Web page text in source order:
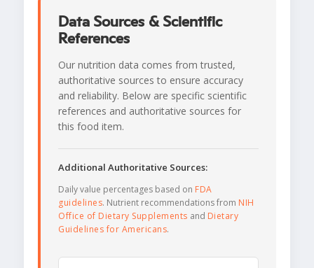
Data Sources & Scientific
References
Our nutrition data comes from trusted,
authoritative sources to ensure accuracy
and reliability. Below are specific scientific
references and authoritative sources for
this food item.
Additional Authoritative Sources:
Daily value percentages based on FDA
guidelines. Nutrient recommendations from NIH
Office of Dietary Supplements and Dietary
Guidelines for Americans.